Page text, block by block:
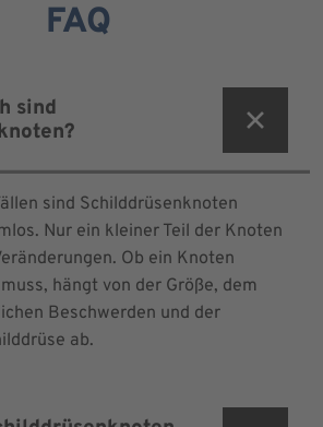
FAQ
sind
sind Schilddrüsenknoten
Nur ein kleiner Teil der Knoten
Ob ein Knoten
hängt von der Größe, dem
Beschwerden und der
ab.